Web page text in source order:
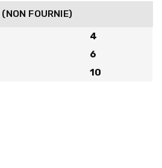
FOURNIE)
4
6
10